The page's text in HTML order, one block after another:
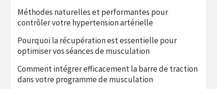
Méthodes naturelles et performantes pour
contrôler votre hypertension artérielle
Pourquoi la récupération est essentielle pour
optimiser vos séances de musculation
Comment intégrer efficacement la barre de traction
dans votre programme de musculation